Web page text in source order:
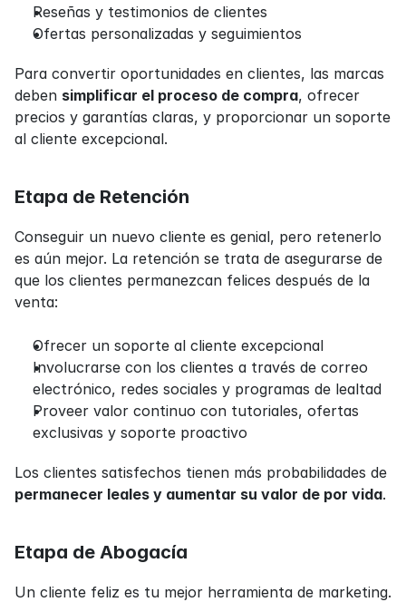
Reseñas y testimonios de clientes
Ofertas personalizadas y seguimientos
Para convertir oportunidades en clientes, las marcas
deben simplificar el proceso de compra, ofrecer
precios y garantías claras, y proporcionar un soporte
al cliente excepcional.
Etapa de Retención
Conseguir un nuevo cliente es genial, pero retenerlo
es aún mejor. La retención se trata de asegurarse de
que los clientes permanezcan felices después de la
venta:
Ofrecer un soporte al cliente excepcional
Involucrarse con los clientes a través de correo
electrónico, redes sociales y programas de lealtad
Proveer valor continuo con tutoriales, ofertas
exclusivas y soporte proactivo
permanecer leales y aumentar su valor de por vida.
Etapa de Abogacía
Un cliente feliz es tu mejor herramienta de marketing.